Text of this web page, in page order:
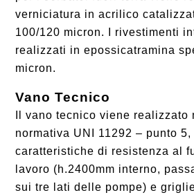
verniciatura in acrilico
100/120 micron. I rivestimenti
realizzati in epossicatramina
micron.
Vano Tecnico
Il vano tecnico viene
normativa UNI 11292 – punto 5,
caratteristiche di resistenza al
lavoro (h.2400mm interno,
sui tre lati delle pompe) e